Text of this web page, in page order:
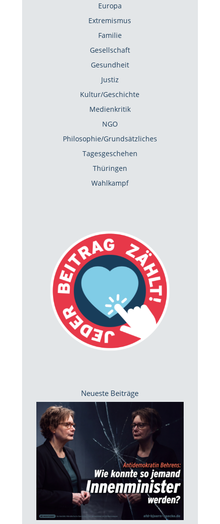
Europa
Extremismus
Familie
Gesellschaft
Gesundheit
Justiz
Kultur/Geschichte
Medienkritik
NGO
Philosophie/Grundsätzliches
Tagesgeschehen
Thüringen
Wahlkampf
Neueste Beiträge